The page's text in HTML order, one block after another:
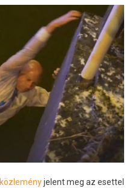
közleményjelent meg az esettel